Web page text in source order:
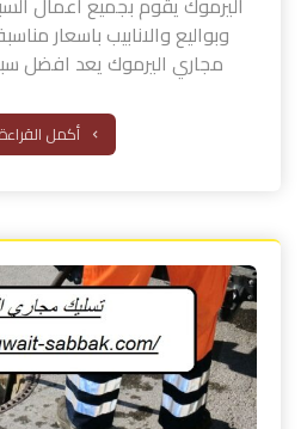
وبواليع والانابيب باسعار
مجاري اليرموك يعد افضل
أكمل